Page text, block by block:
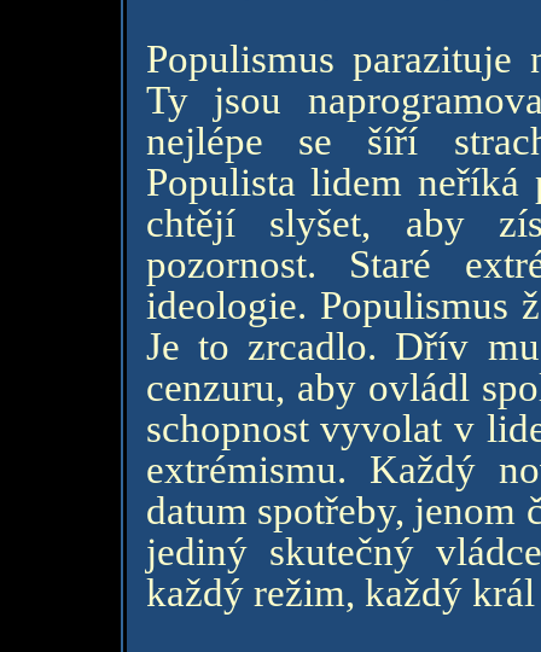
Populismus
Ty jsou
nejlépe se šíří
Populista lidem
chtějí slyšet, aby
pozornost. Staré
ideologie. Populismus
Je to zrcadlo. Dřív
cenzuru, aby ovládl
schopnost vyvolat v
extrémismu. Každý
datum spotřeby, jenom
jediný skutečný
každý režim, každý